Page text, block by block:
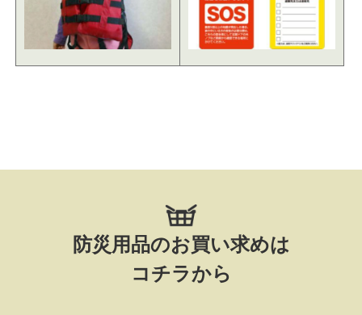
防災用品のお買い求めは
コチラから